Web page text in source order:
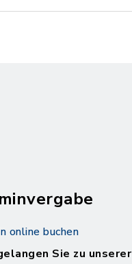
online buchen
Sie zu unserer